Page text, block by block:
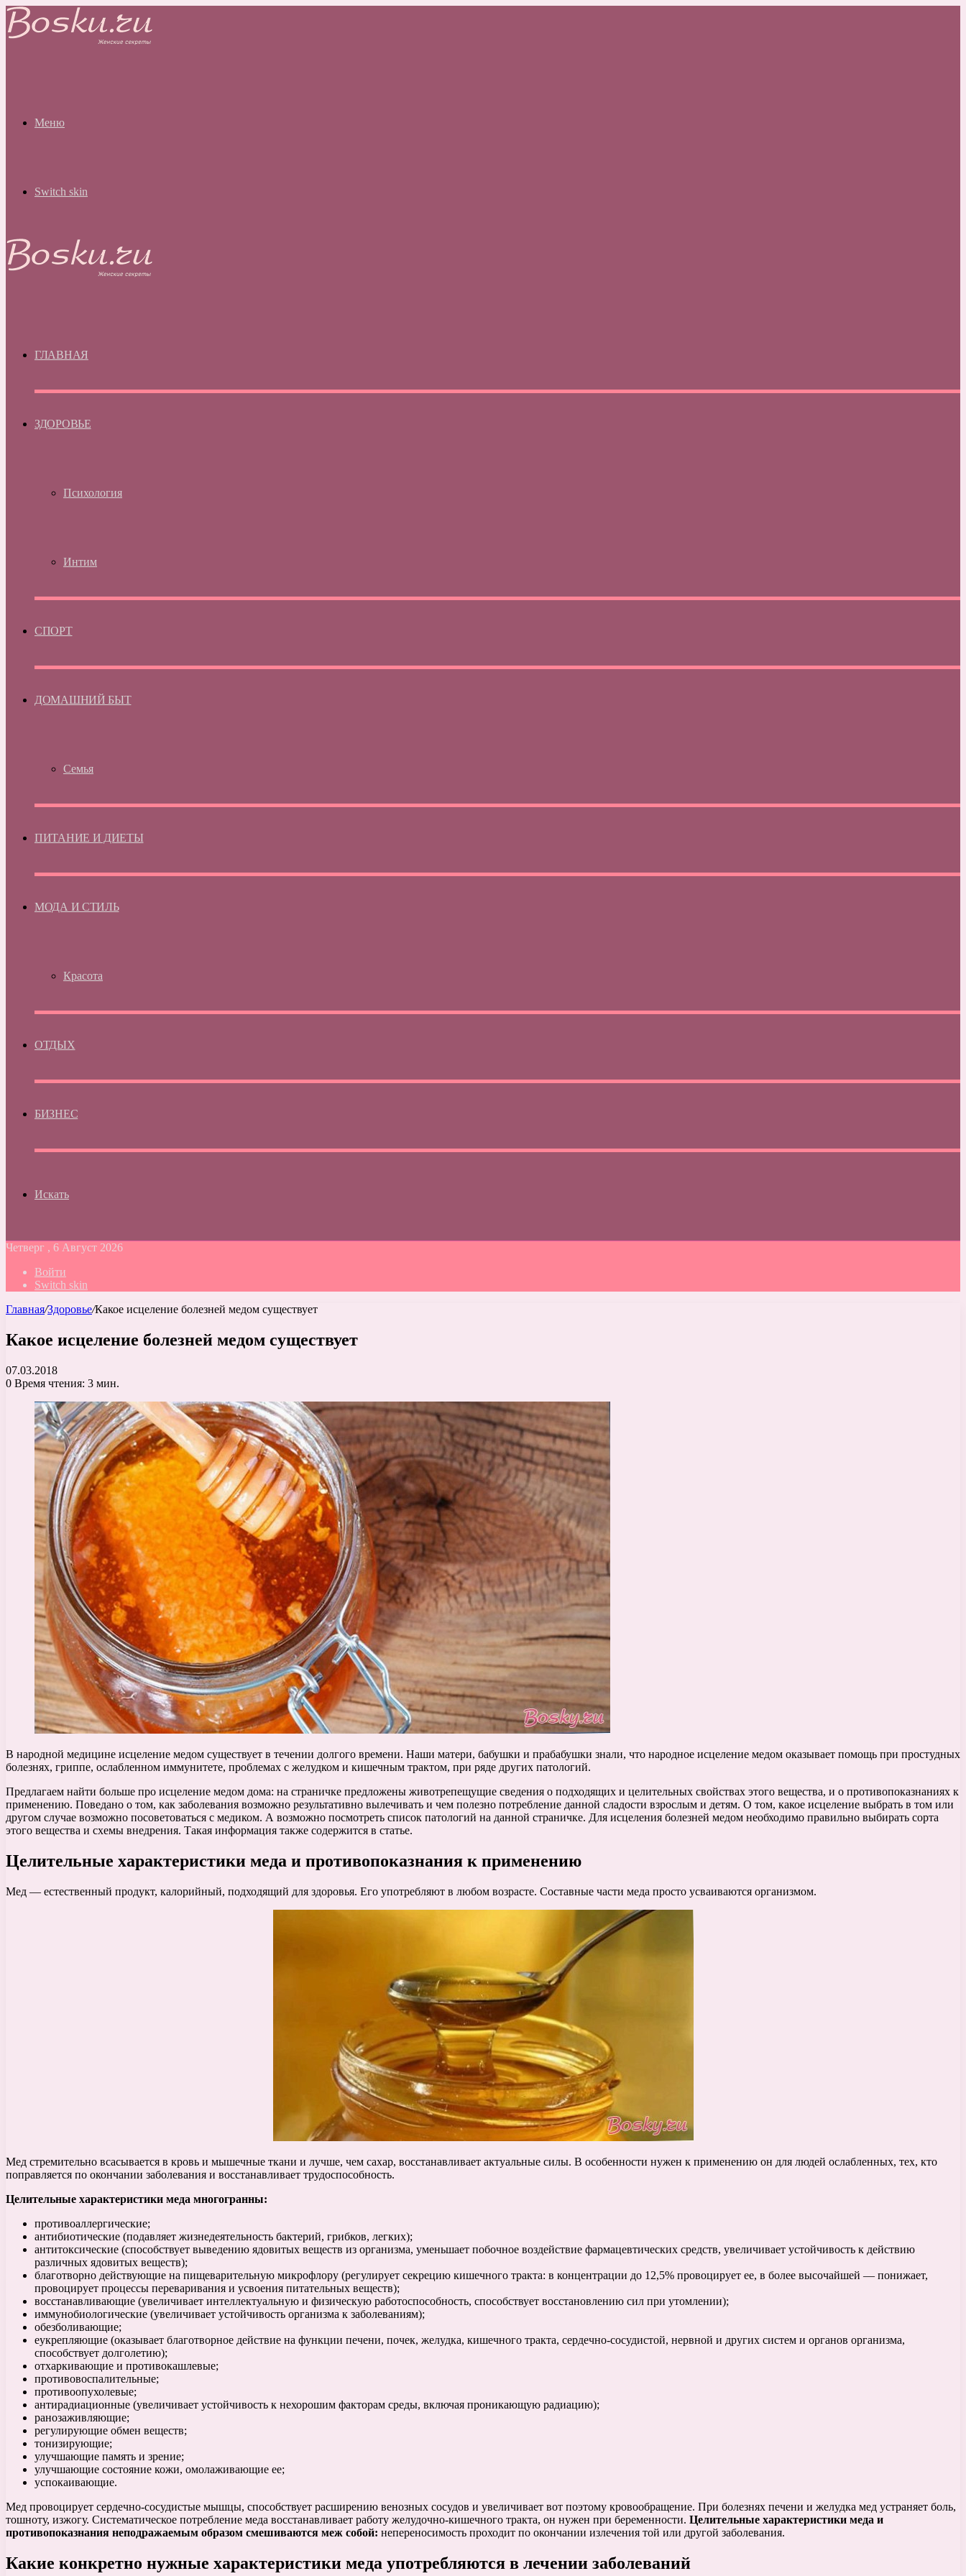
Меню
Switch skin
ГЛАВНАЯ
ЗДОРОВЬЕ
Психология
Интим
СПОРТ
ДОМАШНИЙ БЫТ
Семья
ПИТАНИЕ И ДИЕТЫ
МОДА И СТИЛЬ
Красота
ОТДЫХ
БИЗНЕС
Искать
Четверг , 6 Август 2026
Войти
Switch skin
Главная/Здоровье/Какое исцеление болезней медом существует
Какое исцеление болезней медом существует
07.03.2018
0 Время чтения: 3 мин.
В народной медицине исцеление медом существует в течении долгого времени. Наши матери, бабушки и прабабушки знали, что народное исцеление медом оказывает помощь при простудных
болезнях, гриппе, ослабленном иммунитете, проблемах с желудком и кишечным трактом, при ряде других патологий.
Предлагаем найти больше про исцеление медом дома: на страничке предложены животрепещущие сведения о подходящих и целительных свойствах этого вещества, и о противопоказнаниях к
применению. Поведано о том, как заболевания возможно результативно вылечивать и чем полезно потребление данной сладости взрослым и детям. О том, какое исцеление выбрать в том или
другом случае возможно посоветоваться с медиком. А возможно посмотреть список патологий на данной страничке. Для исцеления болезней медом необходимо правильно выбирать сорта
этого вещества и схемы внедрения. Такая информация также содержится в статье.
Целительные характеристики меда и противопоказнания к применению
Мед — естественный продукт, калорийный, подходящий для здоровья. Его употребляют в любом возрасте. Составные части меда просто усваиваются организмом.
Мед стремительно всасывается в кровь и мышечные ткани и лучше, чем сахар, восстанавливает актуальные силы. В особенности нужен к применению он для людей ослабленных, тех, кто
поправляется по окончании заболевания и восстанавливает трудоспособность.
Целительные характеристики меда многогранны:
противоаллергические;
антибиотические (подавляет жизнедеятельность бактерий, грибков, легких);
антитоксические (способствует выведению ядовитых веществ из организма, уменьшает побочное воздействие фармацевтических средств, увеличивает устойчивость к действию
различных ядовитых веществ);
благотворно действующие на пищеварительную микрофлору (регулирует секрецию кишечного тракта: в концентрации до 12,5% провоцирует ее, в более высочайшей — понижает,
провоцирует процессы переваривания и усвоения питательных веществ);
восстанавливающие (увеличивает интеллектуальную и физическую работоспособность, способствует восстановлению сил при утомлении);
иммунобиологические (увеличивает устойчивость организма к заболеваниям);
обезболивающие;
еукрепляющие (оказывает благотворное действие на функции печени, почек, желудка, кишечного тракта, сердечно-сосудистой, нервной и других систем и органов организма,
способствует долголетию);
отхаркивающие и противокашлевые;
противовоспалительные;
противоопухолевые;
антирадиационные (увеличивает устойчивость к нехорошим факторам среды, включая проникающую радиацию);
ранозаживляющие;
регулирующие обмен веществ;
тонизирующие;
улучшающие память и зрение;
улучшающие состояние кожи, омолаживающие ее;
успокаивающие.
Мед провоцирует сердечно-сосудистые мышцы, способствует расширению венозных сосудов и увеличивает вот поэтому кровообращение. При болезнях печени и желудка мед устраняет боль,
тошноту, изжогу. Систематическое потребление меда восстанавливает работу желудочно-кишечного тракта, он нужен при беременности. Целительные характеристики меда и
противопоказнания неподражаемым образом смешиваются меж собой: непереносимость проходит по окончании излечения той или другой заболевания.
Какие конкретно нужные характеристики меда употребляются в лечении заболеваний